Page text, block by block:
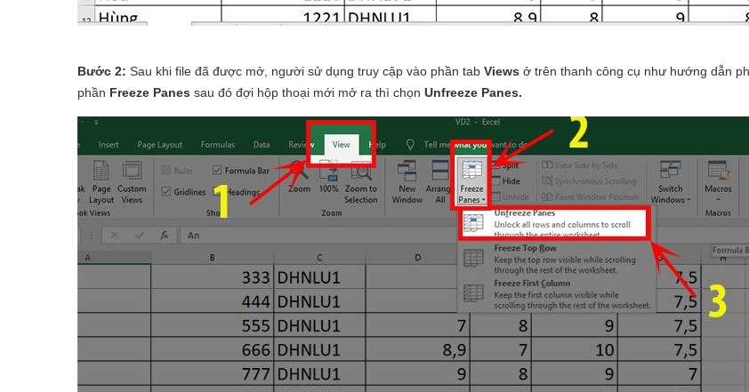
Bước 2: Sau khi file đã được mở, người sử dụng truy cập vào phần tab Views ở trên thanh công cụ như hướng dẫn
phần Freeze Panes sau đó đợi hộp thoại mới mở ra thì chọn Unfreeze Panes.